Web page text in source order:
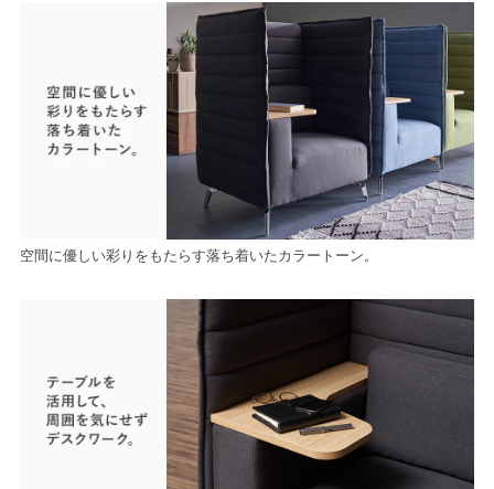
空間に優しい彩りをもたらす落ち着いたカラートーン。